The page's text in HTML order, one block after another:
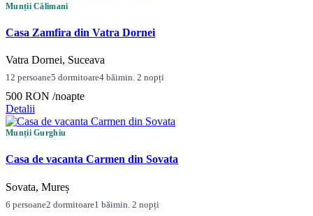
Munții Călimani
Casa Zamfira din Vatra Dornei
Vatra Dornei, Suceava
12 persoane5 dormitoare4 băimin. 2 nopți
500 RON /noapte
Detalii
Munții Gurghiu
Casa de vacanta Carmen din Sovata
Sovata, Mureș
6 persoane2 dormitoare1 băimin. 2 nopți